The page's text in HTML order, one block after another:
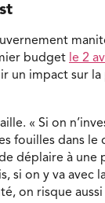
budget le 2
un impact sur
« Si on
fouilles dans
déplaire à une
si on y va avec
on risque